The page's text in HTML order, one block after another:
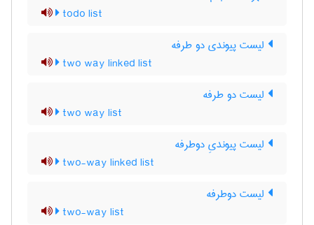
todo list
لیست پیوندی دو طرفه
two way linked list
لیست دو طرفه
two way list
لیست پیوندیِ دوطرفه
two-way linked list
لیست دوطرفه
two-way list